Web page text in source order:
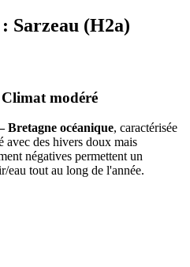
Sarzeau (H2a)
modéré
Bretagne océanique, caractérisée
avec des hivers doux mais
négatives permettent un
eau tout au long de l'année.